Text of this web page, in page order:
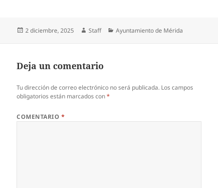
Publicado
2 diciembre, 2025 Autor
Staff Categorías
Ayuntamiento de Mérida
Deja un comentario
Tu dirección de correo electrónico no será publicada. Los campos
obligatorios están marcados con*
COMENTARIO *